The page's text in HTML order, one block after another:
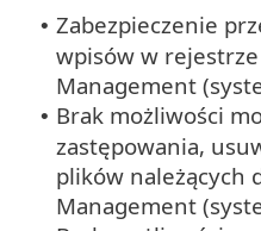
• Zabezpieczenie
wpisów w rejestrze
Management
• Brak możliwości
zastępowania,
plików należących
Management